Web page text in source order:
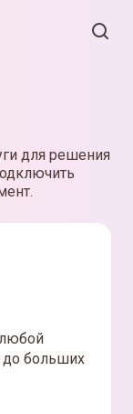
для решения
до больших